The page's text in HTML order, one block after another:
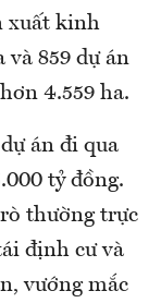
xuất kinh
859 dự án
4.559 ha.
án đi qua
tỷ đồng.
thường trực
định cư và
vướng mắc